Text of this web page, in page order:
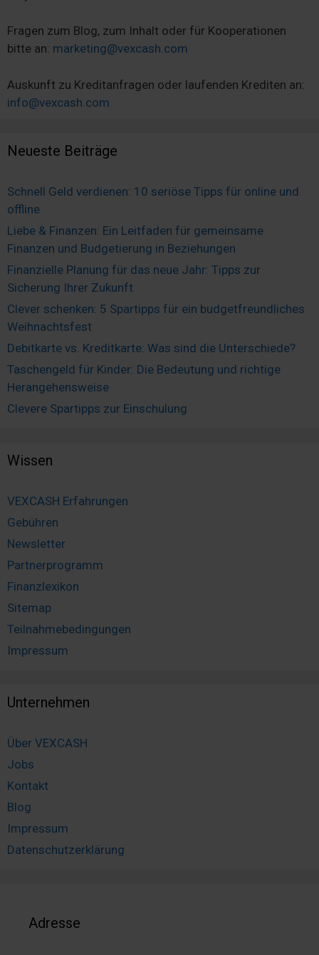
Cookies, wenn Sie unsere Webseite weiterhin nutzen.
Fragen zum Blog, zum Inhalt oder für Kooperationen
bitte an: marketing@vexcash.com
Auskunft zu Kreditanfragen oder laufenden Krediten an:
info@vexcash.com
Neueste Beiträge
Schnell Geld verdienen: 10 seriöse Tipps für online und
offline
Liebe & Finanzen: Ein Leitfaden für gemeinsame
Finanzen und Budgetierung in Beziehungen
Finanzielle Planung für das neue Jahr: Tipps zur
Sicherung Ihrer Zukunft
Clever schenken: 5 Spartipps für ein budgetfreundliches
Weihnachtsfest
Debitkarte vs. Kreditkarte: Was sind die Unterschiede?
Taschengeld für Kinder: Die Bedeutung und richtige
Herangehensweise
Clevere Spartipps zur Einschulung
Wissen
VEXCASH Erfahrungen
Gebühren
Newsletter
Partnerprogramm
Finanzlexikon
Sitemap
Teilnahmebedingungen
Impressum
Unternehmen
Über VEXCASH
Jobs
Kontakt
Blog
Impressum
Datenschutzerklärung
Adresse